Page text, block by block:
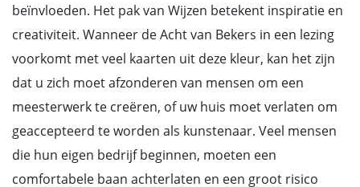
beïnvloeden. Het pak van Wijzen betekent inspiratie en
creativiteit. Wanneer de Acht van Bekers in een lezing
voorkomt met veel kaarten uit deze kleur, kan het zijn
dat u zich moet afzonderen van mensen om een
meesterwerk te creëren, of uw huis moet verlaten om
geaccepteerd te worden als kunstenaar. Veel mensen
die hun eigen bedrijf beginnen, moeten een
comfortabele baan achterlaten en een groot risico